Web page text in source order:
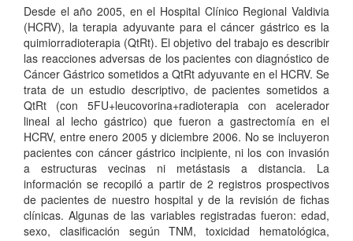
Desde el año 2005, en el Hospital Clínico Regional Valdivia
(HCRV), la terapia adyuvante para el cáncer gástrico es la
quimiorradioterapia (QtRt). El objetivo del trabajo es describir
las reacciones adversas de los pacientes con diagnóstico de
Cáncer Gástrico sometidos a QtRt adyuvante en el HCRV. Se
trata de un estudio descriptivo, de pacientes sometidos a
QtRt (con 5FU+leucovorina+radioterapia con acelerador
lineal al lecho gástrico) que fueron a gastrectomía en el
HCRV, entre enero 2005 y diciembre 2006. No se incluyeron
pacientes con cáncer gástrico incipiente, ni los con invasión
a estructuras vecinas ni metástasis a distancia. La
información se recopiló a partir de 2 registros prospectivos
de pacientes de nuestro hospital y de la revisión de fichas
clínicas. Algunas de las variables registradas fueron: edad,
sexo, clasificación según TNM, toxicidad hematológica,